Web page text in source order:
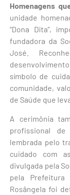
Homenagens
unidade
“Dona Dita”,
fundadora da
José.
símbolo de
comunidade,
de Saúde que
A cerimônia
profissional de
lembrada pelo
cuidado com
divulgada pela
pela
Rosângela foi